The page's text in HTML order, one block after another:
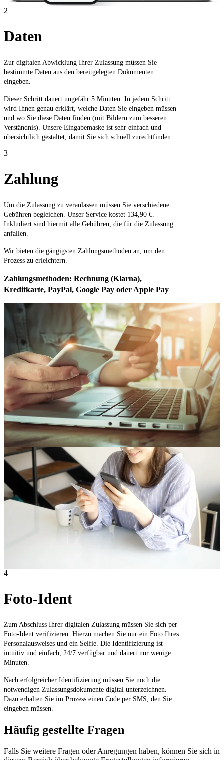
2
Daten
Zur digitalen Abwicklung Ihrer Zulassung müssen Sie
bestimmte Daten aus den bereitgelegten Dokumenten
eingeben.
Dieser Schritt dauert ungefähr 5 Minuten. In jedem Schritt
wird Ihnen genau erklärt, welche Daten Sie eingeben müssen
und wo Sie diese Daten finden (mit Bildern zum besseren
Verständnis). Unsere Eingabemaske ist sehr einfach und
übersichtlich gestaltet, damit Sie sich schnell zurechtfinden.
3
Zahlung
Um die Zulassung zu veranlassen müssen Sie verschiedene
Gebühren begleichen. Unser Service kostet 134,90 €.
Inkludiert sind hiermit alle Gebühren, die für die Zulassung
anfallen.
Wir bieten die gängigsten Zahlungsmethoden an, um den
Prozess zu erleichtern.
Zahlungsmethoden: Rechnung (Klarna),
Kreditkarte, PayPal, Google Pay oder Apple Pay
4
Foto-Ident
Zum Abschluss Ihrer digitalen Zulassung müssen Sie sich per
Foto-Ident verifizieren. Hierzu machen Sie nur ein Foto Ihres
Personalausweises und ein Selfie. Die Identifizierung ist
intuitiv und einfach, 24/7 verfügbar und dauert nur wenige
Minuten.
Nach erfolgreicher Identifizierung müssen Sie noch die
notwendigen Zulassungsdokumente digital unterzeichnen.
Dazu erhalten Sie im Prozess einen Code per SMS, den Sie
eingeben müssen.
Häufig gestellte Fragen
Falls Sie weitere Fragen oder Anregungen haben, können Sie sich in